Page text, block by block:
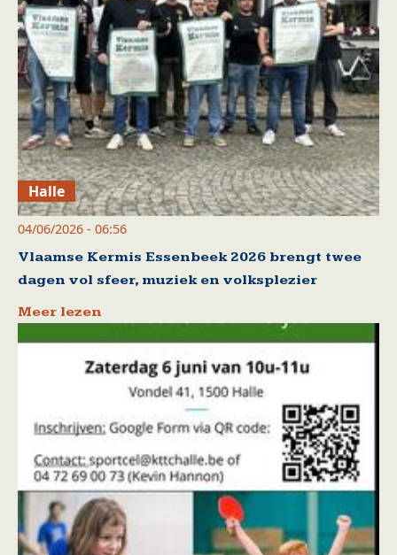
Halle
04/06/2026 - 06:56
Vlaamse Kermis Essenbeek 2026 brengt twee
dagen vol sfeer, muziek en volksplezier
Meer lezen